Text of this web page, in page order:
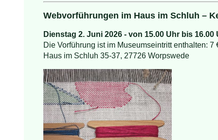
Webvorführungen im Haus im Schluh –
Dienstag 2. Juni 2026 - von 15.00 Uhr bis 16.00
Die Vorführung ist im Museumseintritt enthalten: 7
Haus im Schluh 35-37, 27726 Worpswede